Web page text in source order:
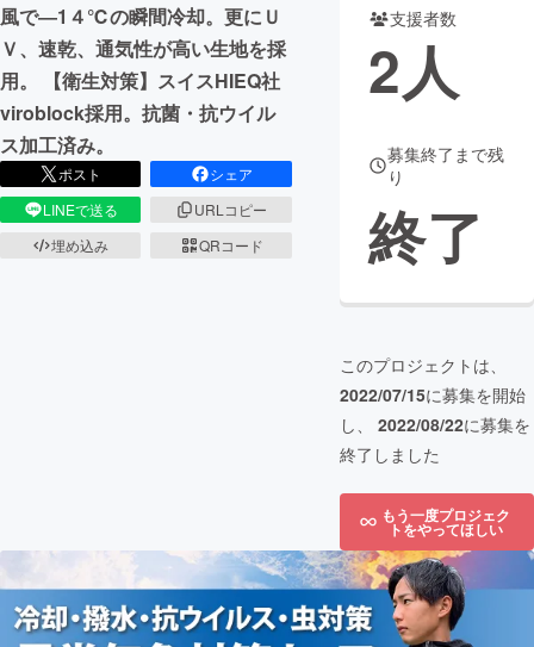
CAMPFIRE for Social Good
CAMPFIRE Creation
CAMPFIREふるさと納税machi-ya コミュニティ
風で―1４℃の瞬間冷却。更にＵ
Ｖ、速乾、通気性が高い生地を採
用。 【衛生対策】スイスHIEQ社
viroblock採用。抗菌・抗ウイル
ス加工済み。
ポスト
シェア
LINEで送る
URLコピー
埋め込み
QRコード
支援者数
2人
募集終了まで残
り
終了
このプロジェクトは、
2022/07/15に募集を開始
し、 2022/08/22に募集を
終了しました
もう一度プロジェク
トをやってほしい